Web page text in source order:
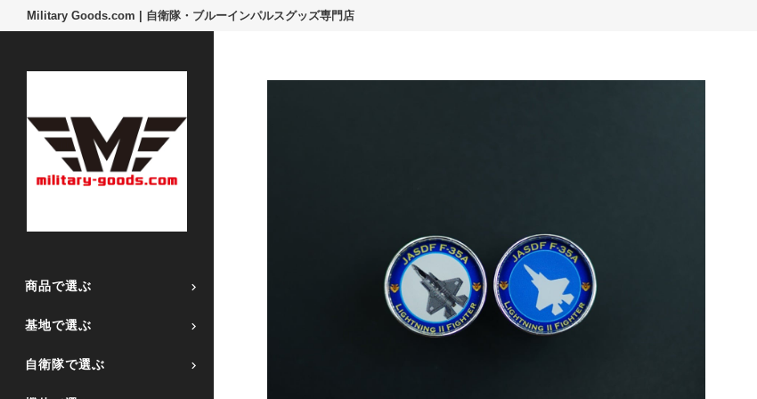
Military Goods.com | 自衛隊・ブルーインパルスグッズ専門店
商品で選ぶ
基地で選ぶ
自衛隊で選ぶ